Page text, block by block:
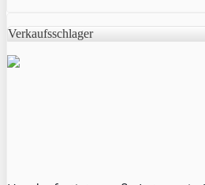
Verkaufsschlager